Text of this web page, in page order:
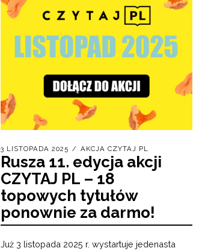
3 LISTOPADA 2025 AKCJA CZYTAJ PL
Rusza 11. edycja akcji
CZYTAJ PL – 18
topowych tytułów
ponownie za darmo!
Już 3 listopada 2025 r. wystartuje jedenasta